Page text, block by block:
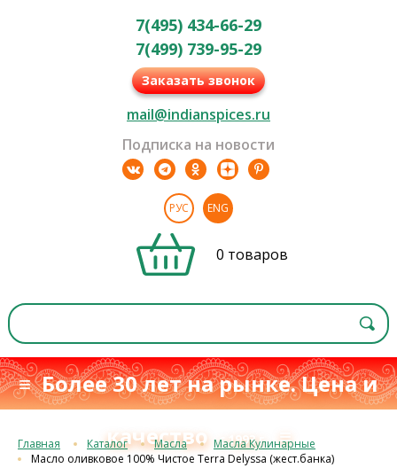
7(495) 434-66-29
7(499) 739-95-29
Заказать звонок
mail@indianspices.ru
Подписка на новости
РУС ENG
0 товаров
≡ Более 30 лет на рынке. Цена и
качествос 1993 г.≡
Главная Каталог Масла
Масла Кулинарные
Масло оливковое 100% Чистое Terra Delyssa (жест.банка)